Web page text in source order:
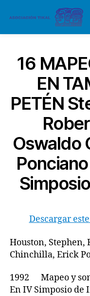
16
EN
PETÉN
Oswaldo
Descargar
Houston, Stephen,
Chinchilla, Erick
1992 Mapeo y
En IV Simposio de